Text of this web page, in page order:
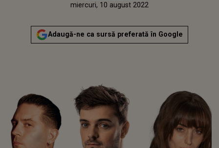
marți, 10 august 2021Actualizat:
miercuri, 10 august 2022
Adaugă-ne ca sursă preferată în Google